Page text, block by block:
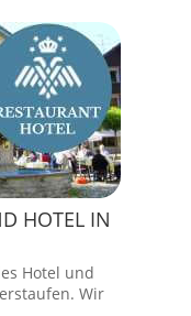
HOTEL IN
Hotel und
Wir